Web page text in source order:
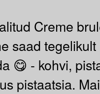
Creme
saad
😋 - kohvi,
pistaatsia.